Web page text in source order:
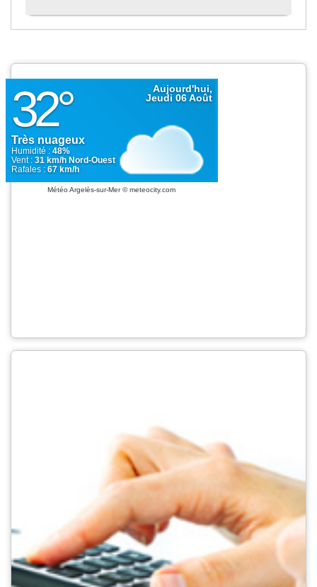
Météo Argelès-sur-Mer© meteocity.com